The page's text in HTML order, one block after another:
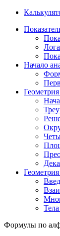
Начало
Формулы по